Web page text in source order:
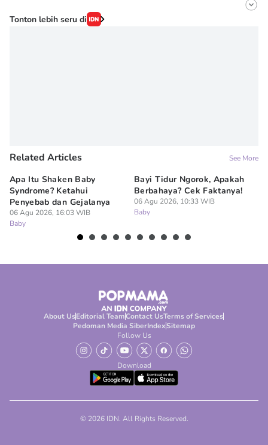
Editor
Irma ediarti mardiyah
Tonton lebih seru di
Related Articles See More
Apa Itu Shaken Baby
Syndrome? Ketahui
Penyebab dan Gejalanya
06 Agu 2026, 16:03 WIB
Baby
Bayi Tidur Ngorok, Apakah
Berbahaya? Cek Faktanya!
06 Agu 2026, 10:33 WIB
Baby
About UsEditorial TeamContact UsTerms of Services
Pedoman Media SiberIndexSitemap
Follow Us
Download
© 2026 IDN. All Rights Reserved.